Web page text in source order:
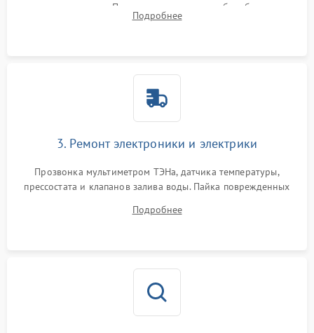
амортизаторов. Проверка подшипников барабана и
крестовины на износ, а манжеты люка на разрывы.
Подробнее
3. Ремонт электроники и электрики
Прозвонка мультиметром ТЭНа, датчика температуры,
прессостата и клапанов залива воды. Пайка поврежденных
Восстановление целостности проводки и контактов.
Подробнее